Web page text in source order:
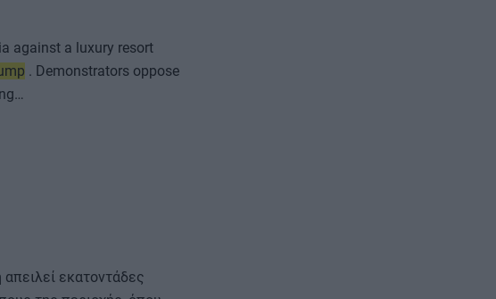
ΧΡΗΣΗΣ ΕΠΙΚΟΙΝΩΝΙΑ
against a luxury resort
. Demonstrators oppose
εκατοντάδες